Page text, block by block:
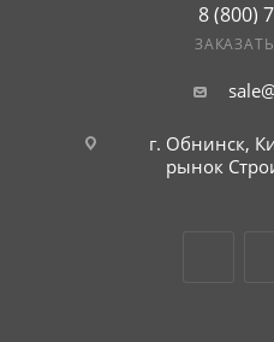
8 (800)
г. Обнинск,
рынок